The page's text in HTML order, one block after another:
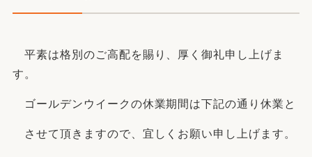
平素は格別のご高配を賜り、厚く御礼申し上げま
す。
ゴールデンウイークの休業期間は下記の通り休業と
させて頂きますので、宜しくお願い申し上げます。